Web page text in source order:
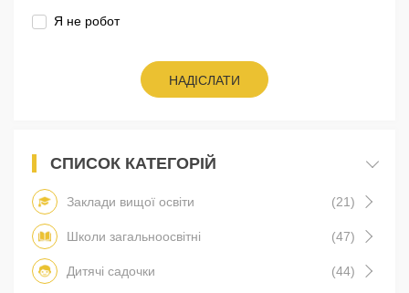
Я не робот
НАДІСЛАТИ
СПИСОК КАТЕГОРІЙ
Заклади вищої освіти (21)
Школи загальноосвітні (47)
Дитячі садочки (44)